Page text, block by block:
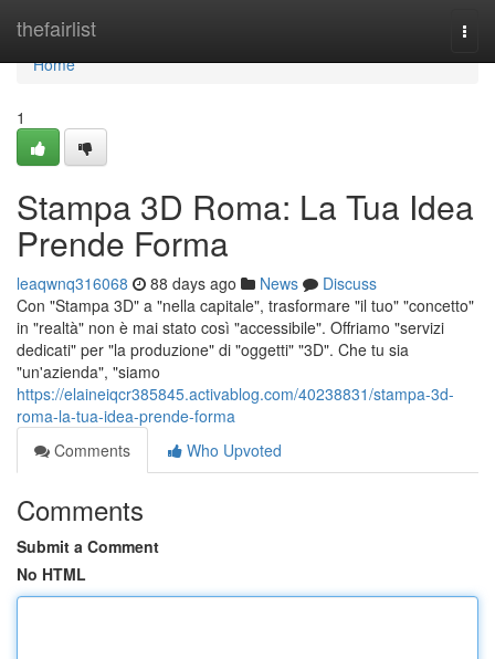
thefairlist
Home
Home
1
Stampa 3D Roma: La Tua Idea
Prende Forma
leaqwnq316068 88 days ago News
Discuss
Con "Stampa 3D" a "nella capitale", trasformare "il tuo" "concetto"
in "realtà" non è mai stato così "accessibile". Offriamo "servizi
dedicati" per "la produzione" di "oggetti" "3D". Che tu sia
"un'azienda", "siamo
https://elaineiqcr385845.activablog.com/40238831/stampa-3d-
roma-la-tua-idea-prende-forma
Comments
Who Upvoted
Comments
Submit a Comment
No HTML